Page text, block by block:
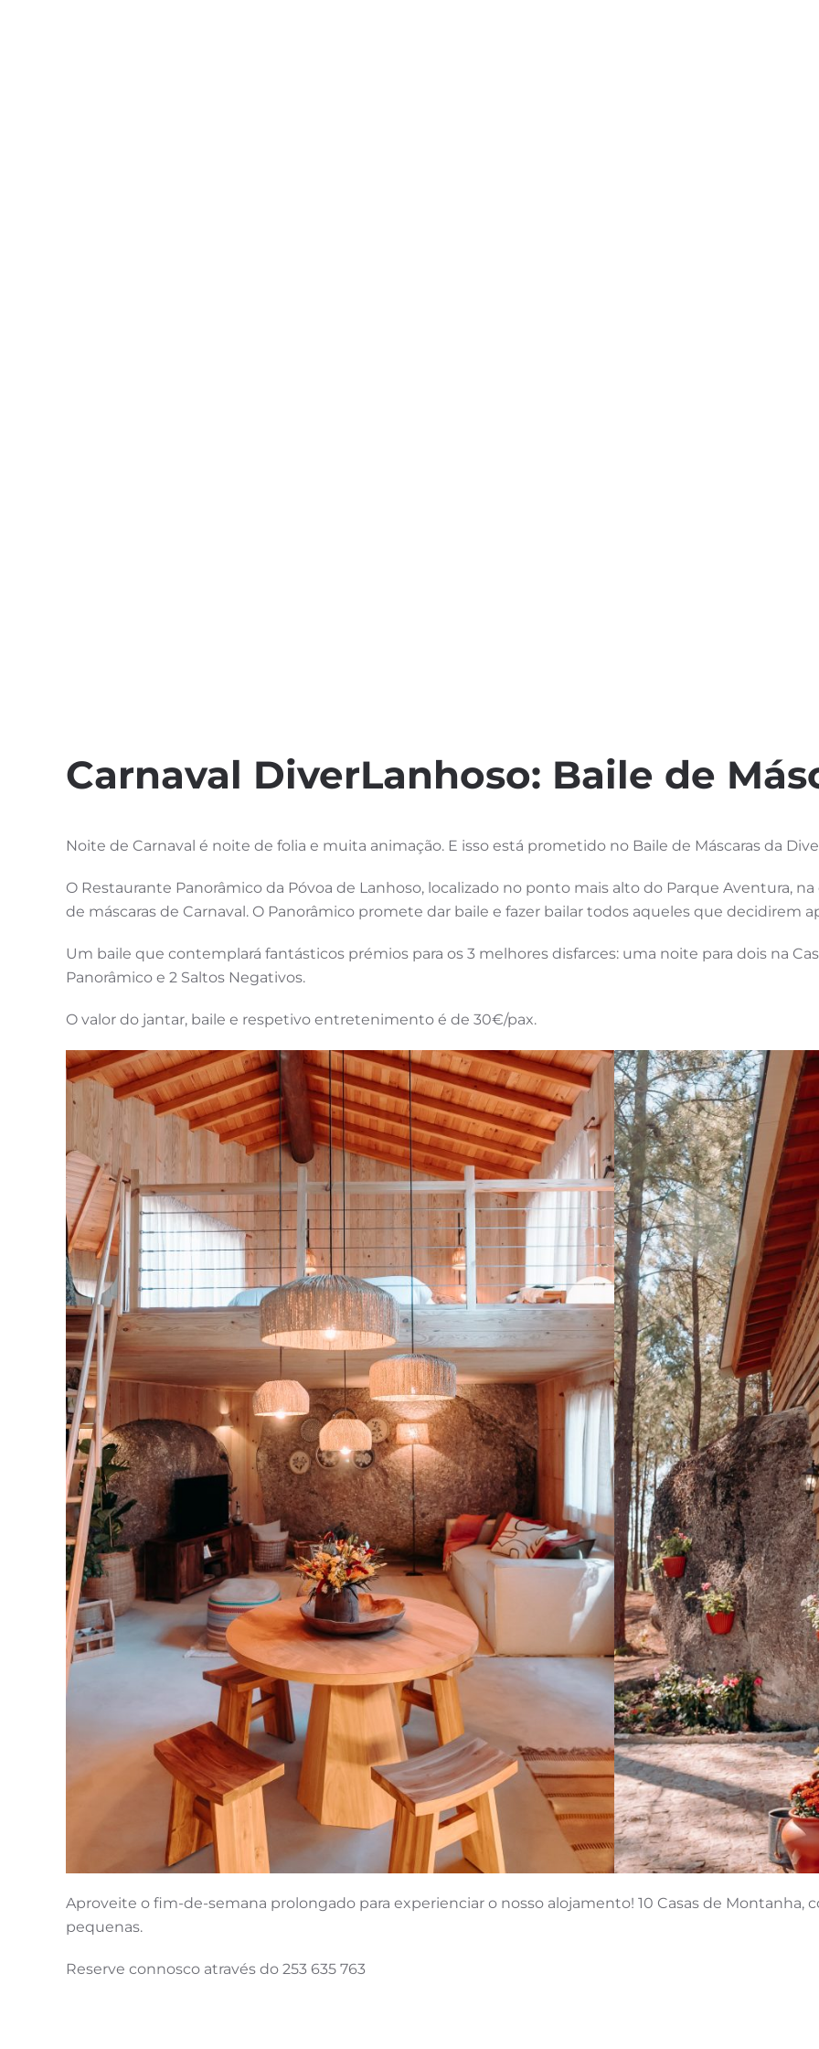
Carnaval DiverLanhoso: Baile de
Noite de Carnaval é noite de folia e muita animação. E isso está prometido no Baile de Máscaras da
O Restaurante Panorâmico da Póvoa de Lanhoso, localizado no ponto mais alto do Parque Aventura,
de máscaras de Carnaval. O Panorâmico promete dar baile e fazer bailar todos aqueles que decidirem
Um baile que contemplará fantásticos prémios para os 3 melhores disfarces: uma noite para dois na
Panorâmico e 2 Saltos Negativos.
O valor do jantar, baile e respetivo entretenimento é de 30€/pax.
Aproveite o fim-de-semana prolongado para experienciar o nosso alojamento! 10 Casas de Montanha,
pequenas.
Reserve connosco através do 253 635 763